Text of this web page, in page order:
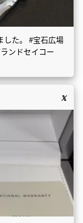
した。 #宝石広場
ンドセイコー